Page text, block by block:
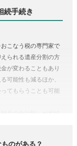
続手続き
こなう税の専門家で
られる遺産分割の方
が変わることもあり
可能性も減るほか、
てもらうことも可能
のがある？